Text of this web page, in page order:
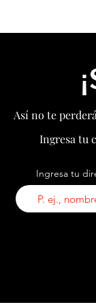
Así no te
Ingresa tu
Ingresa tu